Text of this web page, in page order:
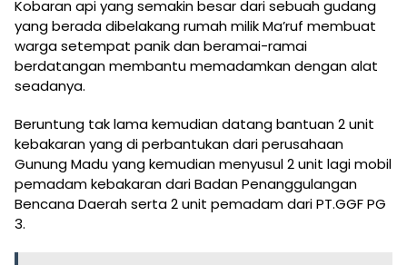
Kobaran api yang semakin besar dari sebuah gudang
yang berada dibelakang rumah milik Ma’ruf membuat
warga setempat panik dan beramai-ramai
berdatangan membantu memadamkan dengan alat
seadanya.
Beruntung tak lama kemudian datang bantuan 2 unit
kebakaran yang di perbantukan dari perusahaan
Gunung Madu yang kemudian menyusul 2 unit lagi mobil
pemadam kebakaran dari Badan Penanggulangan
Bencana Daerah serta 2 unit pemadam dari PT.GGF PG
3.